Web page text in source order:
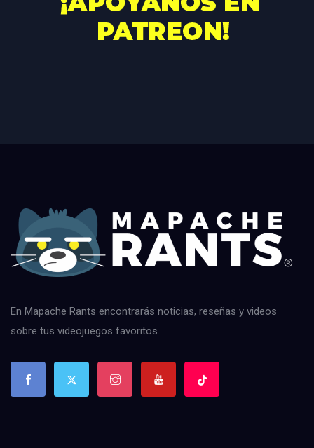
En Mapache Rants encontrarás noticias, reseñas y videos
sobre tus videojuegos favoritos.